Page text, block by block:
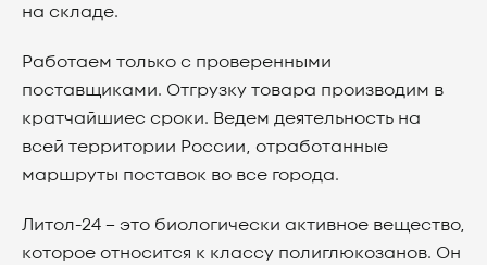
на складе.
Работаем только с проверенными
поставщиками. Отгрузку товара производим в
кратчайшиес сроки. Ведем деятельность на
всей территории России, отработанные
маршруты поставок во все города.
Литол-24 – это биологически активное вещество,
которое относится к классу полиглюкозанов. Он